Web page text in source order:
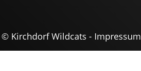
© Kirchdorf Wildcats - Impressum